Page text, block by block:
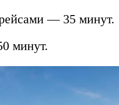
— 35 минут.
минут.